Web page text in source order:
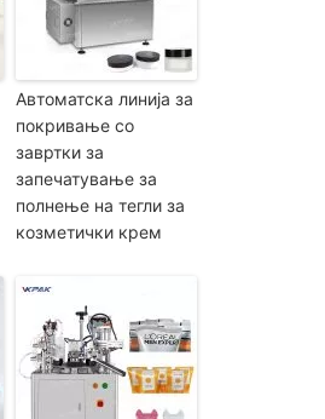
Автоматска линија за
покривање со
завртки за
запечатување за
полнење на тегли за
козметички крем